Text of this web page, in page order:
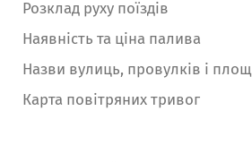
Розклад руху поїздів
Наявність та ціна палива
Назви вулиць, провулків і площ
Карта повітряних тривог